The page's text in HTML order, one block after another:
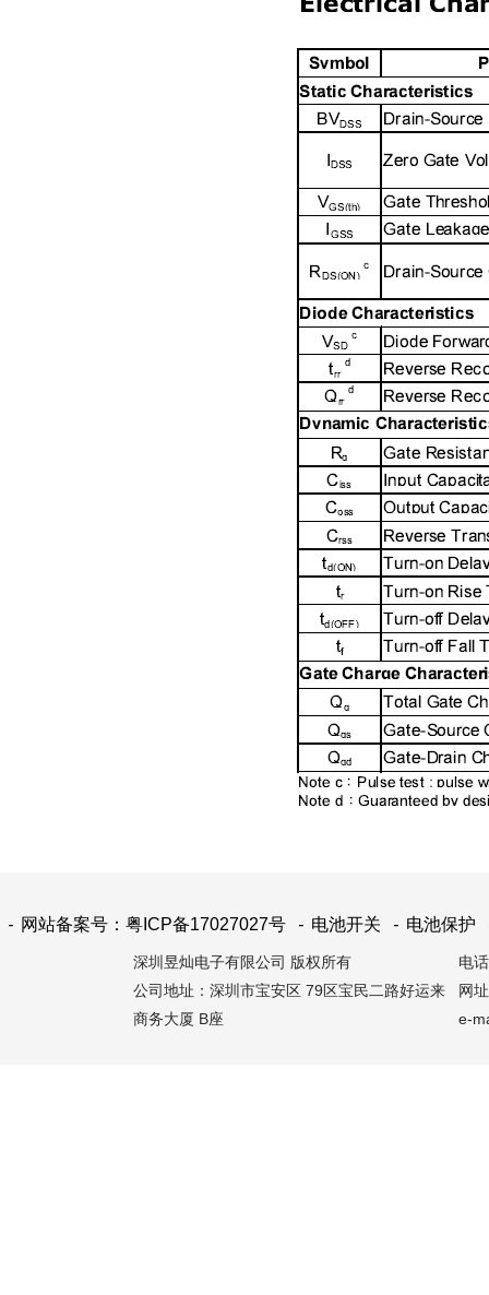
- 网站备案号：粤ICP备17027027号 - 电池开关 - 电池保护
深圳昱灿电子有限公司 版权所有
公司地址：深圳市宝安区 79区宝民二路好运来
商务大厦 B座
电
网
e-